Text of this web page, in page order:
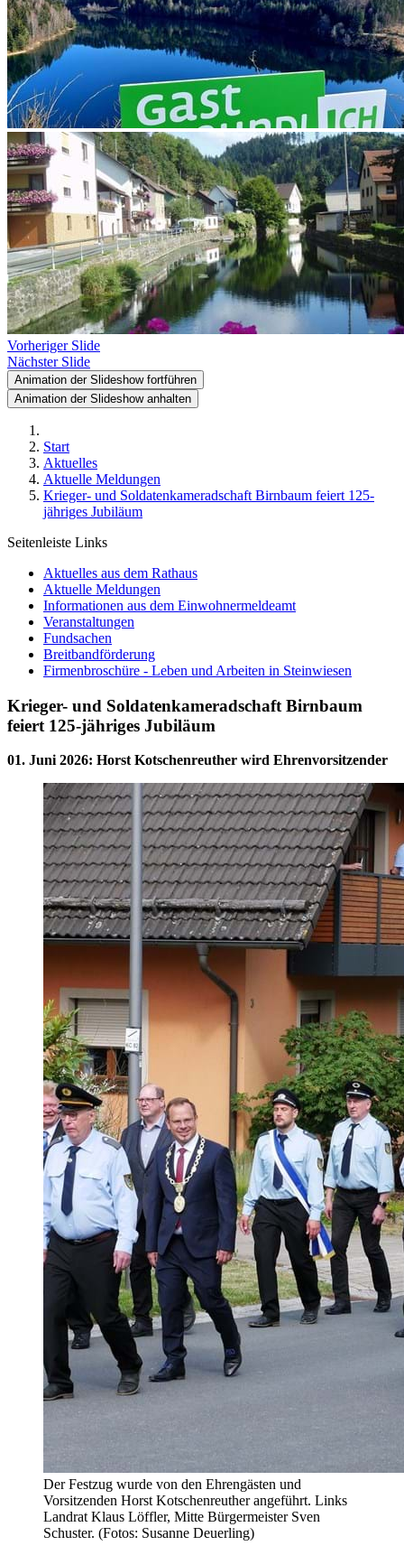
Vorheriger Slide
Nächster Slide
Animation der Slideshow fortführen
Animation der Slideshow anhalten
Start
Aktuelles
Aktuelle Meldungen
Krieger- und Soldatenkameradschaft Birnbaum feiert 125-
jähriges Jubiläum
Seitenleiste Links
Aktuelles aus dem Rathaus
Aktuelle Meldungen
Informationen aus dem Einwohnermeldeamt
Veranstaltungen
Fundsachen
Breitbandförderung
Firmenbroschüre - Leben und Arbeiten in Steinwiesen
Krieger- und Soldatenkameradschaft Birnbaum
feiert 125-jähriges Jubiläum
01. Juni 2026: Horst Kotschenreuther wird Ehrenvorsitzender
Der Festzug wurde von den Ehrengästen und
Vorsitzenden Horst Kotschenreuther angeführt. Links
Landrat Klaus Löffler, Mitte Bürgermeister Sven
Schuster. (Fotos: Susanne Deuerling)